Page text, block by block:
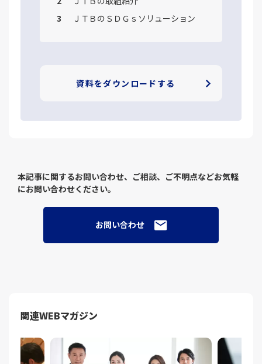
ＪＴＢのＳＤＧｓソリューション
資料をダウンロードする
本記事に関するお問い合わせ、ご相談、ご不明点などお気軽
にお問い合わせください。
お問い合わせ
関連WEBマガジン